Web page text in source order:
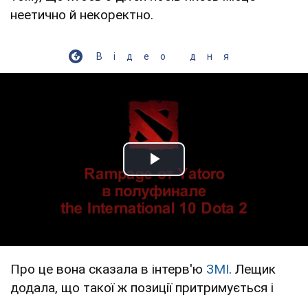
неетично й некоректно.
Відео дня
Play Video
Про це вона сказала в інтерв'ю ЗМІ. Лещик
додала, що такої ж позиції притримується і